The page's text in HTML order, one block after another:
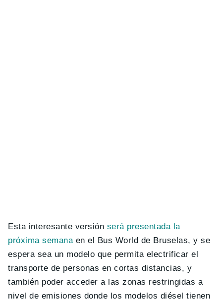
Esta interesante versión será presentada la
próxima semana en el Bus World de Bruselas, y se
espera sea un modelo que permita electrificar el
transporte de personas en cortas distancias, y
también poder acceder a las zonas restringidas a
nivel de emisiones donde los modelos diésel tienen